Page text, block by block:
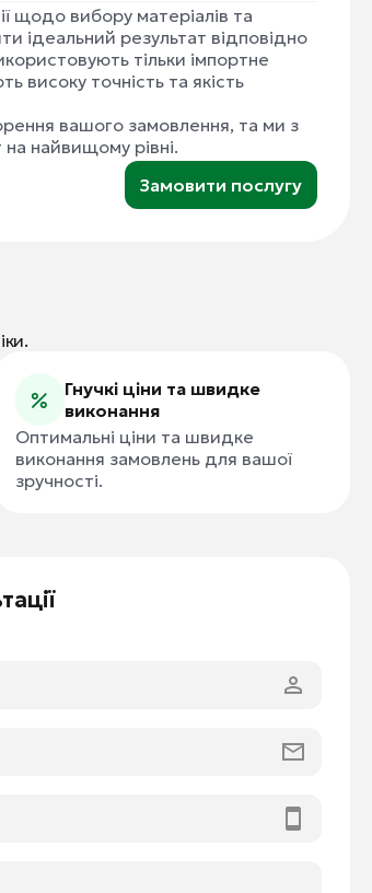
щодо вибору матеріалів та
ідеальний результат відповідно
тільки імпортне
високу точність та якість
вашого замовлення, та ми з
найвищому рівні.
Замовити послугу
Гнучкі ціни та швидке
виконання
Оптимальні ціни та швидке
виконання замовлень для вашої
зручності.